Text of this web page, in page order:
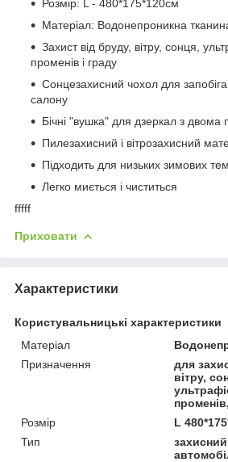
Розмір: L - 480*175*120см
Матеріал: Водонепроникна
Захист від бруду, вітру, сонця,
променів і граду
Сонцезахисний чохол для
салону
Бічні "вушка" для дзеркал з двома
Пилезахисний і вітрозахисний
Підходить для низьких зимових
Легко миється і чиститься
fffff
Приховати
Характеристики
Користувальницькі характеристики
Матеріал
Призначення
для
вітру,
Розмір
L
Тип